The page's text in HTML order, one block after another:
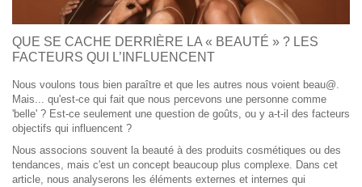
QUE SE CACHE DERRIÈRE LA « BEAUTÉ » ? LES
FACTEURS QUI L’INFLUENCENT
Nous voulons tous bien paraître et que les autres nous voient beau@.
Mais... qu'est-ce qui fait que nous percevons une personne comme
'belle' ? Est-ce seulement une question de goûts, ou y a-t-il des facteurs
objectifs qui influencent ?
Nous associons souvent la beauté à des produits cosmétiques ou des
tendances, mais c'est un concept beaucoup plus complexe. Dans cet
article, nous analyserons les éléments externes et internes qui